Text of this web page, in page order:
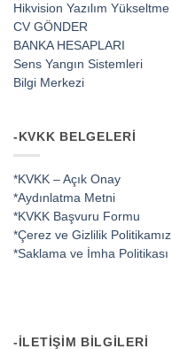
Hikvision Yazılım Yükseltme
CV GÖNDER
BANKA HESAPLARI
Sens Yangın Sistemleri
Bilgi Merkezi
-KVKK BELGELERI
*KVKK – Açık Onay
*Aydınlatma Metni
*KVKK Başvuru Formu
*Çerez ve Gizlilik Politikamız
*Saklama ve İmha Politikası
-İLETIŞIM BILGILERI